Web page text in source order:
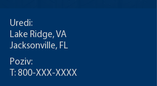
Uredi:
Lake Ridge, VA
Jacksonville, FL
Poziv:
T: 800-XXX-XXXX